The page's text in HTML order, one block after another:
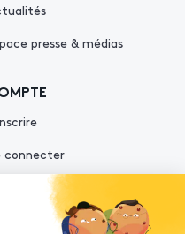
presse & médias
connecter